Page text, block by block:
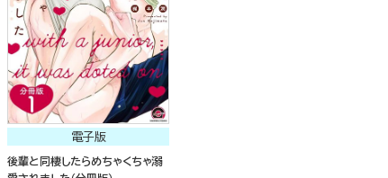
電子版
後輩と同棲したらめちゃくちゃ溺